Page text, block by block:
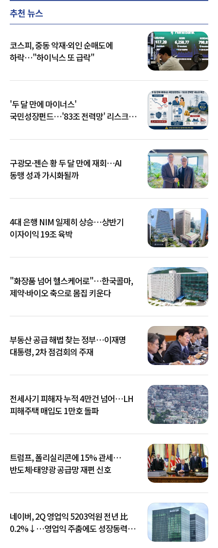
추천 뉴스
코스피, 중동 악재·외인 순매도에
하락…"하이닉스 또 급락"
'두 달 만에 마이너스'
국민성장펀드…'83조 전력망' 리스크
구광모·젠슨 황 두 달 만에 재회…AI
동맹 성과 가시화될까
4대 은행 NIM 일제히 상승…상반기
이자이익 19조 육박
"화장품 넘어 헬스케어로"…한국콜마,
제약·바이오 축으로 몸집 키운다
부동산 공급 해법 찾는 정부…이재명
대통령, 2차 점검회의 주재
전세사기 피해자 누적 4만건 넘어…LH
피해주택 매입도 1만호 돌파
트럼프, 폴리실리콘에 15% 관세…
반도체·태양광 공급망 재편 신호
네이버, 2Q 영업익 5203억원 전년 比
0.2%↓…영업익 주춤에도 성장동력